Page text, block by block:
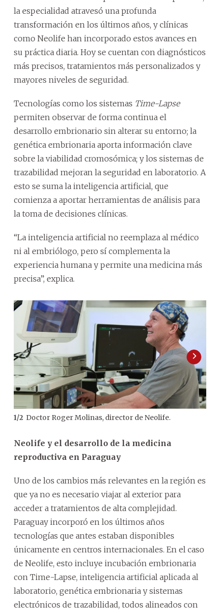
la especialidad atravesó una profunda
transformación en los últimos años, y clínicas
como Neolife han incorporado estos avances en
su práctica diaria. Hoy se cuentan con diagnósticos
más precisos, tratamientos más personalizados y
mayores niveles de seguridad.
Tecnologías como los sistemas Time-Lapse
permiten observar de forma continua el
desarrollo embrionario sin alterar su entorno; la
genética embrionaria aporta información clave
sobre la viabilidad cromosómica; y los sistemas de
trazabilidad mejoran la seguridad en laboratorio. A
esto se suma la inteligencia artificial, que
comienza a aportar herramientas de análisis para
la toma de decisiones clínicas.
“La inteligencia artificial no reemplaza al médico
ni al embriólogo, pero sí complementa la
experiencia humana y permite una medicina más
precisa”, explica.
1/2 Doctor Roger Molinas, director de Neolife.
Neolife y el desarrollo de la medicina
reproductiva en Paraguay
Uno de los cambios más relevantes en la región es
que ya no es necesario viajar al exterior para
acceder a tratamientos de alta complejidad.
Paraguay incorporó en los últimos años
tecnologías que antes estaban disponibles
únicamente en centros internacionales. En el caso
de Neolife, esto incluye incubación embrionaria
con Time-Lapse, inteligencia artificial aplicada al
laboratorio, genética embrionaria y sistemas
electrónicos de trazabilidad, todos alineados con